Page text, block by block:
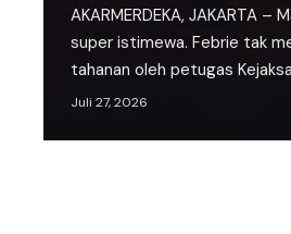
AKARMERDEKA, JAKARTA
super istimewa. Febrie tak
tahanan oleh petugas
Juli 27, 2026